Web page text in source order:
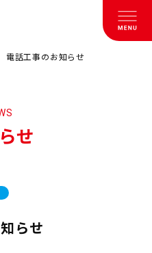
話工事のお知らせ
せ
らせ